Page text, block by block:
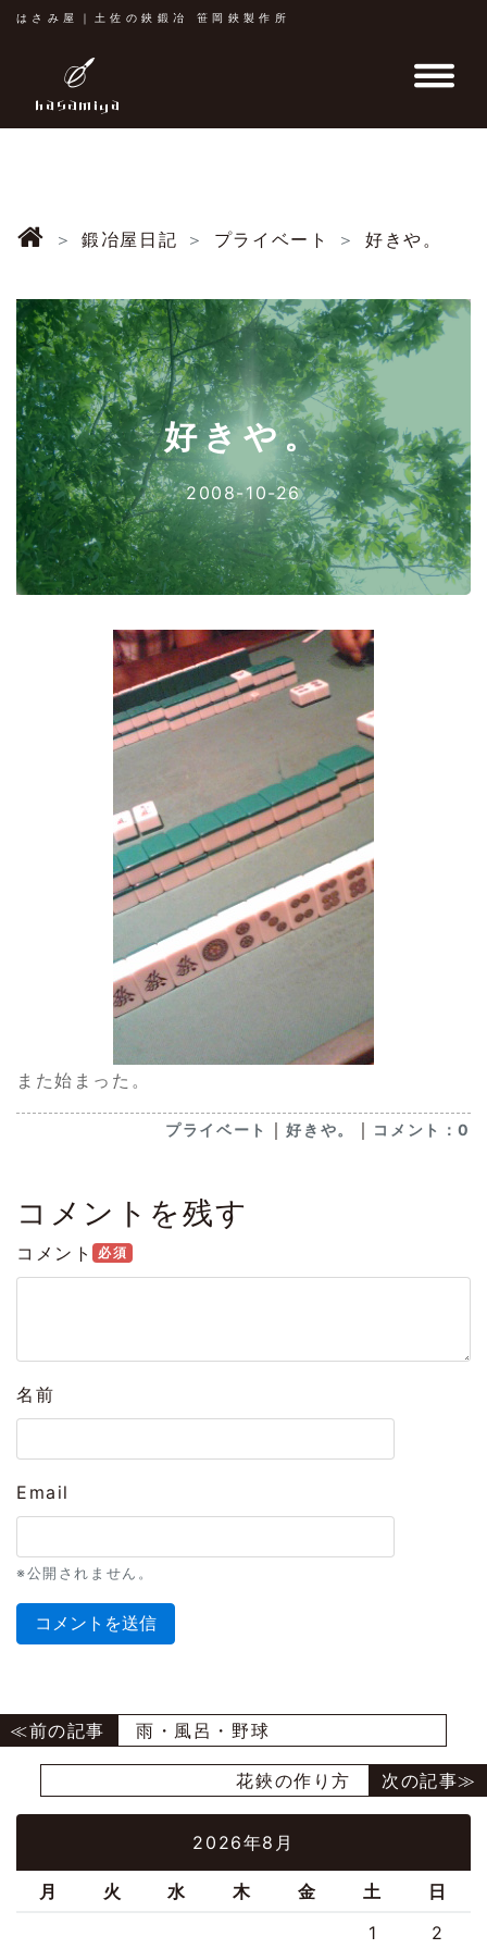
はさみ屋｜土佐の鋏鍛冶 笹岡鋏製作所
鍛冶屋日記 プライベート 好きや。
好きや。
2008-10-26
また始まった。
プライベート ｜好きや。 ｜ コメント：0
コメントを残す
コメント 必須
名前
Email
※公開されません。
雨・風呂・野球
花鋏の作り方
2026年8月
月 火 水 木 金 土
日
1
2